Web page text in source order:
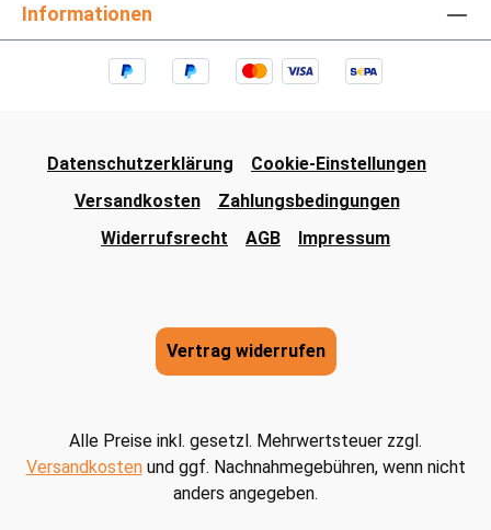
Informationen
Datenschutzerklärung
Cookie-Einstellungen
Versandkosten
Zahlungsbedingungen
Widerrufsrecht
AGB Impressum
Vertrag widerrufen
Alle Preise inkl. gesetzl. Mehrwertsteuer zzgl.
Versandkostenund ggf. Nachnahmegebühren, wenn nicht
anders angegeben.